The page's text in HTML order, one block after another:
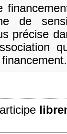
de
précise